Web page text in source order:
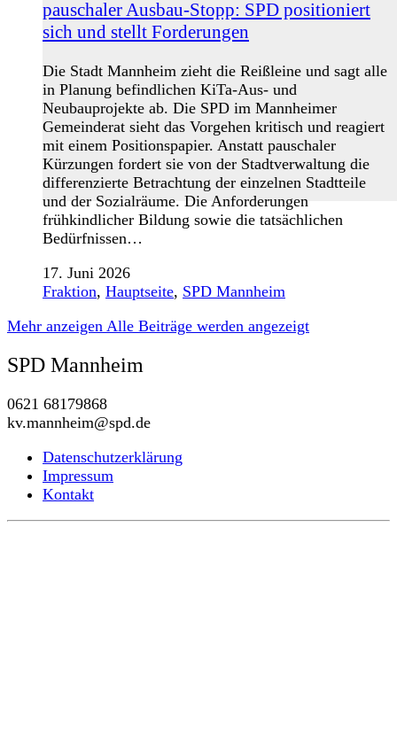
pauschaler Ausbau-Stopp: SPD positioniert
sich und stellt Forderungen
Die Stadt Mannheim zieht die Reißleine und sagt alle
in Planung befindlichen KiTa-Aus- und
Neubauprojekte ab. Die SPD im Mannheimer
Gemeinderat sieht das Vorgehen kritisch und reagiert
mit einem Positionspapier. Anstatt pauschaler
Kürzungen fordert sie von der Stadtverwaltung die
differenzierte Betrachtung der einzelnen Stadtteile
und der Sozialräume. Die Anforderungen
frühkindlicher Bildung sowie die tatsächlichen
Bedürfnissen…
17. Juni 2026
Fraktion, Hauptseite, SPD Mannheim
Mehr anzeigen Alle Beiträge werden angezeigt
SPD Mannheim
0621 68179868
kv.mannheim@spd.de
Datenschutzerklärung
Impressum
Kontakt